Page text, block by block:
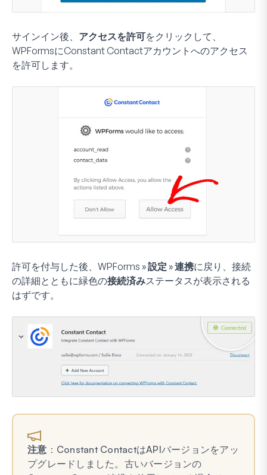
サインイン後、 アクセスを許可をクリックして、
WPFormsにConstant Contactアカウントへのアクセス
を許可します。
許可を付与した後、 WPForms » 設定 » 連携に戻り、接続
の詳細とともに緑色の接続済みステータスが表示される
はずです。
注意 ：Constant ContactはAPIバージョンをアッ
プグレードしました。古いバージョンの